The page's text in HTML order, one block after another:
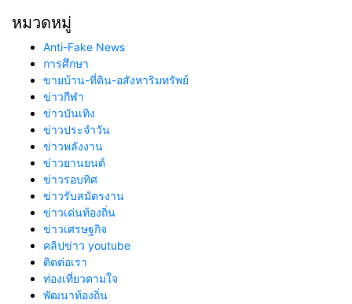
หมวดหมู่
Anti-Fake News
การศึกษา
ขายบ้าน-ที่ดิน-อสังหาริมทรัพย์
ข่าวกีฬา
ข่าวบันเทิง
ข่าวประจำวัน
ข่าวพลังงาน
ข่าวยานยนต์
ข่าวรอบทิศ
ข่าวรับสมัตรงาน
ข่าวเด่นท้องถิ่น
ข่าวเศรษฐกิจ
คลิปข่าว youtube
ติดต่อเรา
ท่องเที่ยวตามใจ
พัฒนาท้องถิ่น